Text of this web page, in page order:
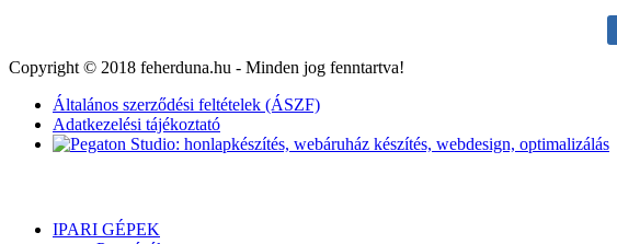
Copyright © 2018 feherduna.hu - Minden jog fenntartva!
Általános szerződési feltételek (ÁSZF)
Adatkezelési tájékoztató
IPARI GÉPEK